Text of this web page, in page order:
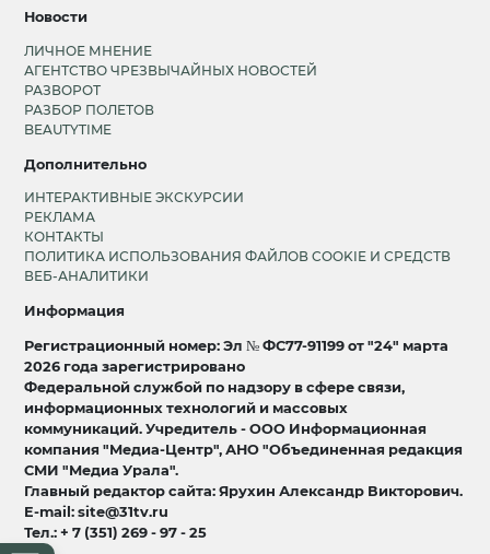
Новости
ЛИЧНОЕ МНЕНИЕ
АГЕНТСТВО ЧРЕЗВЫЧАЙНЫХ НОВОСТЕЙ
РАЗВОРОТ
РАЗБОР ПОЛЕТОВ
BEAUTYTIME
Дополнительно
ИНТЕРАКТИВНЫЕ ЭКСКУРСИИ
РЕКЛАМА
КОНТАКТЫ
ПОЛИТИКА ИСПОЛЬЗОВАНИЯ ФАЙЛОВ COOKIE И СРЕДСТВ
ВЕБ-АНАЛИТИКИ
Информация
Регистрационный номер: Эл № ФС77-91199 от "24" марта
2026 года зарегистрировано
Федеральной службой по надзору в сфере связи,
информационных технологий и массовых
коммуникаций. Учредитель - ООО Информационная
компания "Медиа-Центр", АНО "Объединенная редакция
СМИ "Медиа Урала".
Главный редактор сайта: Ярухин Александр Викторович.
E-mail: site@31tv.ru
Тел.: + 7 (351) 269 - 97 - 25